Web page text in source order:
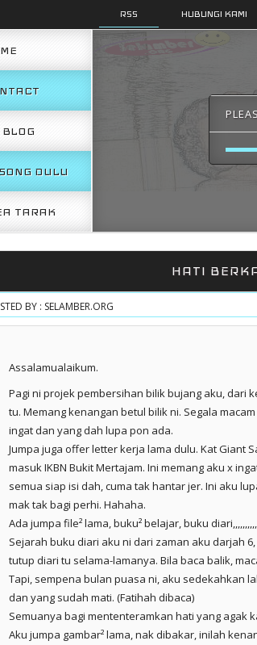
RSS HUBUNGI KAMI
BLOG
DULU
TARAK
HATI
BY : SELAMBER.ORG
Assalamualaikum.
Pagi ni projek pembersihan bilik bujang aku, dari
tu. Memang kenangan betul bilik ni. Segala
ingat dan yang dah lupa pon ada.
Jumpa juga offer letter kerja lama dulu. Kat Giant
masuk IKBN Bukit Mertajam. Ini memang aku x
semua siap isi dah, cuma tak hantar jer. Ini aku
mak tak bagi perhi. Hahaha.
Ada jumpa file² lama, buku² belajar, buku
Sejarah buku diari aku ni dari zaman aku darjah
tutup diari tu selama-lamanya. Bila baca balik,
Tapi, sempena bulan puasa ni, aku sedekahkan
dan yang sudah mati. (Fatihah dibaca)
Semuanya bagi mententeramkan hati yang agak
Aku jumpa gambar² lama, nak dibakar, inilah